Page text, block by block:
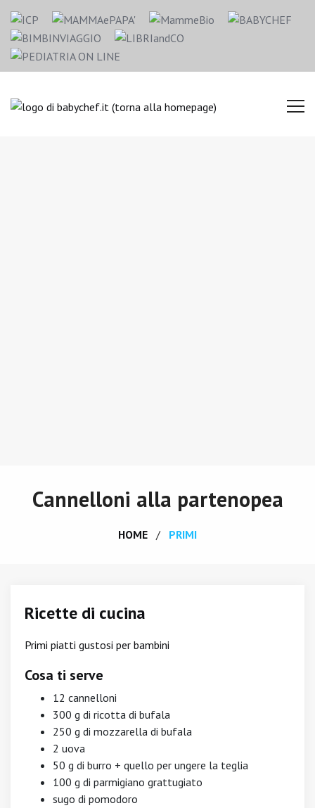
Cannelloni alla partenopea
HOME PRIMI
Ricette di cucina
Primi piatti gustosi per bambini
Cosa ti serve
12 cannelloni
300 g di ricotta di bufala
250 g di mozzarella di bufala
2 uova
50 g di burro + quello per ungere la teglia
100 g di parmigiano grattugiato
sugo di pomodoro